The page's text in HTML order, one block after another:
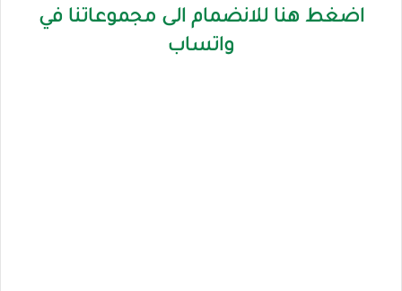
اضغط هنا للانضمام الى مجموعاتنا في
واتساب